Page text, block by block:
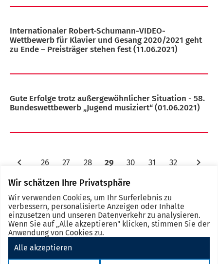
Wir schätzen Ihre Privatsphäre
Wir verwenden Cookies, um Ihr Surferlebnis zu
verbessern, personalisierte Anzeigen oder Inhalte
einzusetzen und unseren Datenverkehr zu analysieren.
Wenn Sie auf „Alle akzeptieren" klicken, stimmen Sie der
Anwendung von Cookies zu.
Alle akzeptieren
Internationaler Robert-Schumann-VIDEO-
Wettbewerb für Klavier und Gesang 2020/2021 geht
zu Ende – Preisträger stehen fest(11.06.2021)
Gute Erfolge trotz außergewöhnlicher Situation - 58.
Bundeswettbewerb „Jugend musiziert“(01.06.2021)
26 27 28 29 30 31 32